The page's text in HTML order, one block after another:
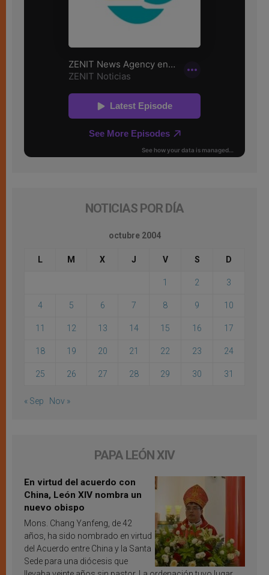
NOTICIAS POR DÍA
octubre 2004
L M X J V S D
1 2 3
4 5 6 7 8 9 10
11 12 13 14 15 16 17
18 19 20 21 22 23 24
25 26 27 28 29 30 31
« Sep Nov »
PAPA LEÓN XIV
En virtud del acuerdo con
China, León XIV nombra un
nuevo obispo
Mons. Chang Yanfeng, de 42
años, ha sido nombrado en virtud
del Acuerdo entre China y la Santa
Sede para una diócesis que